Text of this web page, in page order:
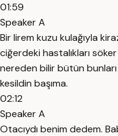
01:59
Speaker A
Bir lirem kuzu kulağıyla
ciğerdeki hastalıkları
nereden bilir bütün
kesildin başıma.
02:12
Speaker A
Otacıydı benim dedem.